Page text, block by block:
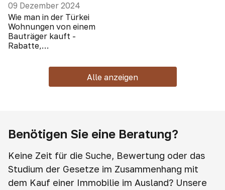
09 Dezember 2024
Wie man in der Türkei
Wohnungen von einem
Bauträger kauft -
Rabatte,
Alle anzeigen
Benötigen Sie eine Beratung?
Keine Zeit für die Suche, Bewertung oder das
Studium der Gesetze im Zusammenhang mit
dem Kauf einer Immobilie im Ausland? Unsere